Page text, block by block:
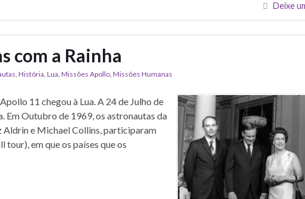
Deixe
com a Rainha
, História, Lua, Missões Apollo, Missões Humanas
11 chegou à Lua. A 24 de Julho de
Em Outubro de 1969, os astronautas da
e Michael Collins, participaram
em que os países que os